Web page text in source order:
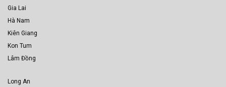
Gia Lai
Hà Nam
Kiên Giang
Kon Tum
Lâm Đồng
Long An